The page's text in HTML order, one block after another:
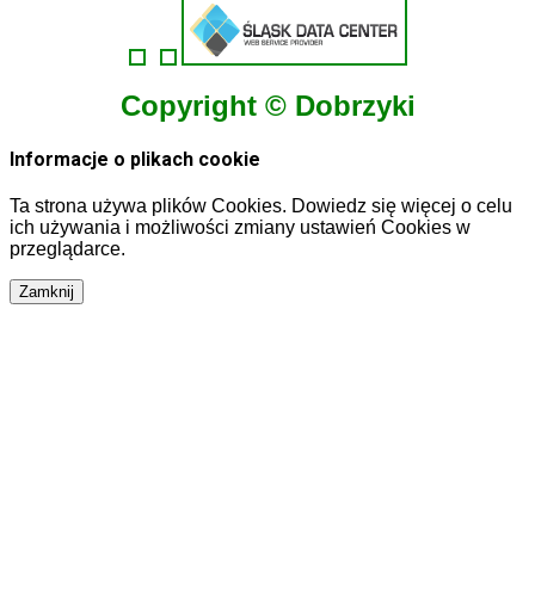
Copyright © Dobrzyki
Informacje o plikach cookie
Ta strona używa plików Cookies. Dowiedz się więcej o celu
ich używania i możliwości zmiany ustawień Cookies w
przeglądarce.